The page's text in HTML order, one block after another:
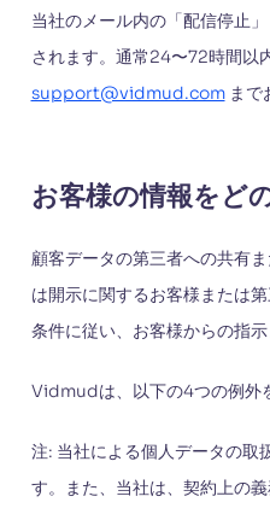
当社のメール内の「配信停止
されます。通常24〜72時間以
support@vidmud.comまで
お客様の情報をど
顧客データの第三者への共有
は開示に関するお客様または
条件に従い、お客様からの指
Vidmudは、以下の4つの例外
注: 当社による個人データの取
す。また、当社は、契約上の